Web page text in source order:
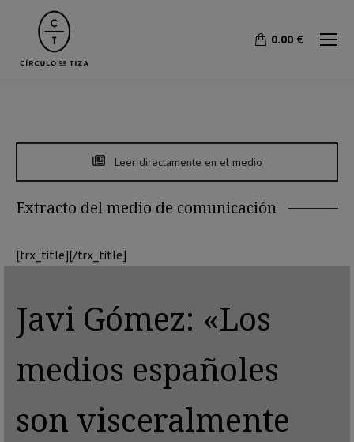
0.00 €
Leer directamente en el medio
Extracto del medio de comunicación
[trx_title][/trx_title]
Javi Gómez: «Los
medios españoles
son visceralmente